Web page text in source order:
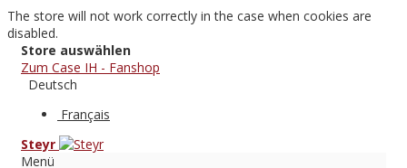
The store will not work correctly in the case when cookies are
disabled.
Store auswählen
Zum Case IH - Fanshop
Deutsch
Français
Steyr
Menü